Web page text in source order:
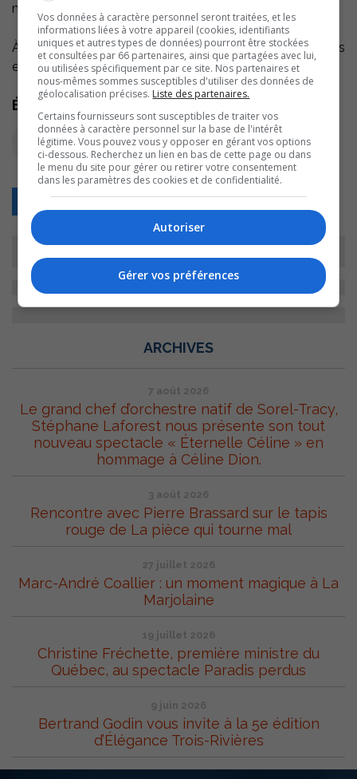
mercredi soir sur nos ondes dès 19h45.
À noter que le premier match à domicile des Éperviers
est au Colisée Cardin ce vendredi 24 mars 20h.
Écoutez l'extrait audio
Retour
ARCHIVES
7 août 2026
Le grand chef d’orchestre natif de Sorel-Tracy,
Stéphane Laforest nous présente son tout
nouveau spectacle « Éternelle Céline » en
hommage à Céline Dion.
3 août 2026
Rencontre avec Pierre Brassard sur le tapis
rouge de La pièce qui tourne mal
27 juillet 2026
Marc-André Coallier : un moment magique à La
Marjolaine
19 juillet 2026
Christine Fréchette, première ministre du
Québec, au spectacle Paradis perdus
9 juin 2026
Bertrand Godin vous invite à la 5e édition
d’Élégance Trois-Rivières
Vos données à caractère personnel seront traitées, et les
informations liées à votre appareil (cookies, identifiants
uniques et autres types de données) pourront être stockées
et consultées par 66 partenaires, ainsi que partagées avec lui,
ou utilisées spécifiquement par ce site. Nos partenaires et
nous-mêmes sommes susceptibles d'utiliser des données de
géolocalisation précises. Liste des partenaires.
Certains fournisseurs sont susceptibles de traiter vos
données à caractère personnel sur la base de l'intérêt
légitime. Vous pouvez vous y opposer en gérant vos options
ci-dessous. Recherchez un lien en bas de cette page ou dans
le menu du site pour gérer ou retirer votre consentement
dans les paramètres des cookies et de confidentialité.
Autoriser
Gérer vos préférences